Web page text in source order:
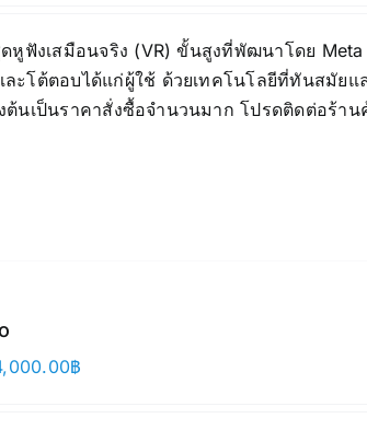
through
27,900.00฿
ดหูฟังเสมือนจริง (VR) ขั้นสูงที่พัฒนาโดย
ละโต้ตอบได้แก่ผู้ใช้ ด้วยเทคโนโลยีที่ทันสมัย
ต้นเป็นราคาสั่งซื้อจำนวนมาก โปรดติดต่อร้าน
฿